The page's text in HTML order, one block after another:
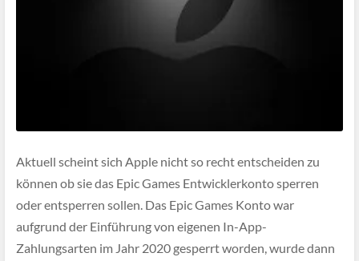
Aktuell scheint sich Apple nicht so recht entscheiden zu
können ob sie das Epic Games Entwicklerkonto sperren
oder entsperren sollen. Das Epic Games Konto war
aufgrund der Einführung von eigenen In-App-
Zahlungsarten im Jahr 2020 gesperrt worden, wurde dann